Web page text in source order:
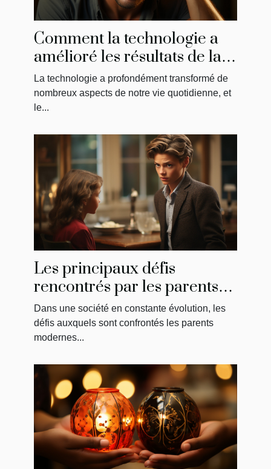
Comment la technologie a
amélioré les résultats de la
greffe de cheveux
La technologie a profondément transformé de
nombreux aspects de notre vie quotidienne, et
le...
Les principaux défis
rencontrés par les parents
modernes : la solution de
May
Dans une société en constante évolution, les
défis auxquels sont confrontés les parents
modernes...